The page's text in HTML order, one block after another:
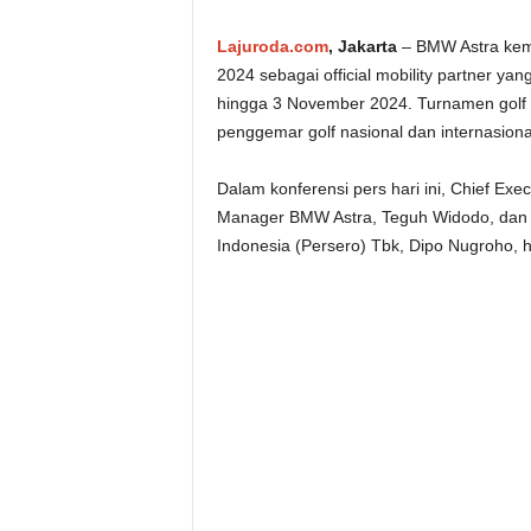
Lajuroda.com, Jakarta– BMW Astra
2024 sebagai official mobility partner
hingga 3 November 2024. Turnamen
penggemar golf nasional dan
Dalam konferensi pers hari ini, Chief
Manager BMW Astra, Teguh Widodo,
Indonesia (Persero) Tbk, Dipo Nugroho,